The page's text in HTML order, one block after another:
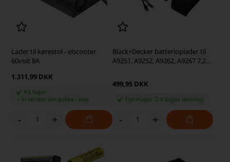
Lader til kørestol - elscooter
60volt 8A
1.311,99 DKK
På lager
-Vi sender din pakke i dag
- +
Black+Decker batterioplader til
A9251, A9252, A9262, A9267 7,2v -
499,95 DKK
Fjernlager 2-4 dages levering
- +